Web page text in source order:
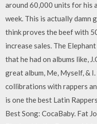
around 60,000 units for his
week. This is actually damn
think proves the beef with
increase sales. The
that he had on albums like,
great album, Me, Myself, &
collibrations with rappers
is one the best Latin
Best Song: CocaBaby. Fat